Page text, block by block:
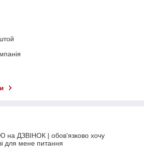
на ДЗВІНОК | обов'язково хочу
для мене питання